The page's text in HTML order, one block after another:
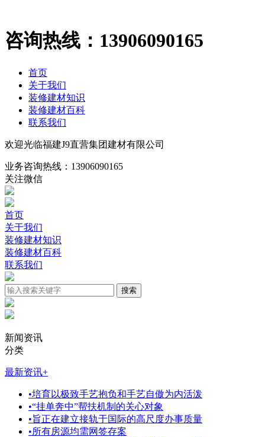
咨询热线： 13906090165
首页
关于我们
装修建材知识
装修建材百科
联系我们
欢迎光临福建J9直营集团建材有限公司
业务咨询热线： 13906090165
关注微信
首页
关于我们
装修建材知识
装修建材百科
联系我们
新闻资讯
分类
最新资讯+
•培育以极致手艺抱负和手艺自傲为内活泼
•“挂单奔中”帮扶机制的关心对象
•旨正在建立接轨于国际的高尺度办事质量
•所有房源均需网签存案